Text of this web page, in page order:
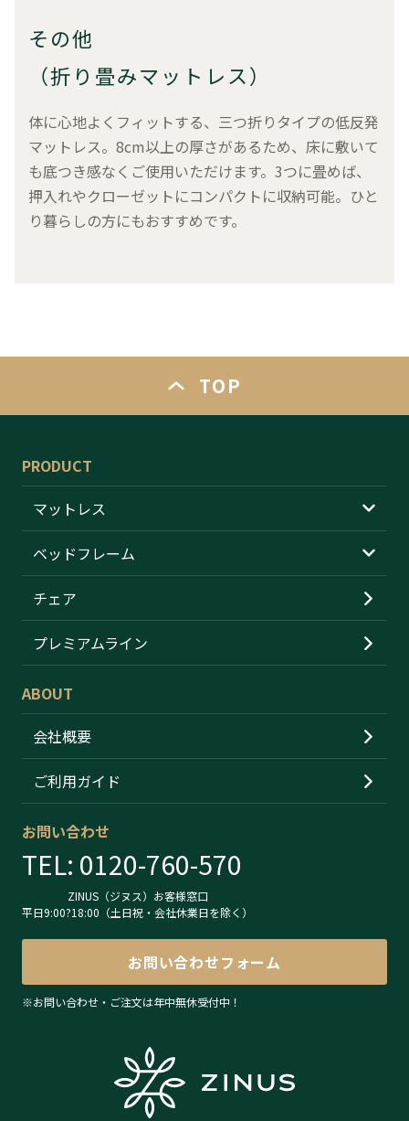
その他
（折り畳みマットレス）
体に心地よくフィットする、三つ折りタイプの低反発
マットレス。8cm以上の厚さがあるため、床に敷いて
も底つき感なくご使用いただけます。3つに畳めば、
押入れやクローゼットにコンパクトに収納可能。ひと
り暮らしの方にもおすすめです。
TOP
PRODUCT
マットレス
低反発マットレス
高反発マットレス
ボンネルコイルマットレス
マットレストッパー
その他
ベッドフレーム
木製ベッド
ファブリックベッド
スチールベッド
レザー
チェア
プレミアムライン
ABOUT
会社概要
ご利用ガイド
お問い合わせ
TEL: 0120-760-570
ZINUS（ジヌス）お客様窓口
平日9:00?18:00（土日祝・会社休業日を除く）
お問い合わせフォーム
※お問い合わせ・ご注文は年中無休受付中！